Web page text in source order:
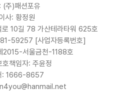
(주)패션포유
사: 황정원
로 10길 78 가산테라타워 625호
81-59257 [사업자등록번호]
2015-서울금천-1188호
호책임자: 주윤정
: 1666-8657